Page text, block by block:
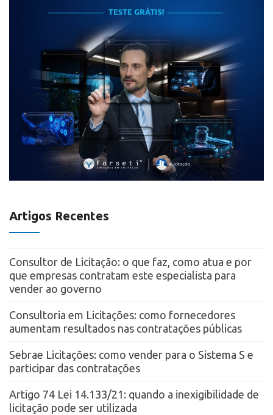
Artigos Recentes
Consultor de Licitação: o que faz, como atua e por
que empresas contratam este especialista para
vender ao governo
Consultoria em Licitações: como fornecedores
aumentam resultados nas contratações públicas
Sebrae Licitações: como vender para o Sistema S e
participar das contratações
Artigo 74 Lei 14.133/21: quando a inexigibilidade de
licitação pode ser utilizada